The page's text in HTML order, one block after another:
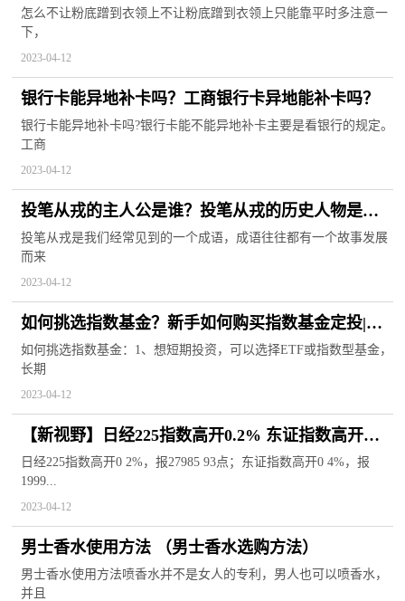
关注
怎么不让粉底蹭到衣领上不让粉底蹭到衣领上只能靠平时多注意一
下，
2023-04-12
银行卡能异地补卡吗？工商银行卡异地能补卡吗？
银行卡能异地补卡吗?银行卡能不能异地补卡主要是看银行的规定。
工商
2023-04-12
投笔从戎的主人公是谁？投笔从戎的历史人物是哪
位？ 当前短讯
投笔从戎是我们经常见到的一个成语，成语往往都有一个故事发展
而来
2023-04-12
如何挑选指数基金？新手如何购买指数基金定投|世
界时讯
如何挑选指数基金：1、想短期投资，可以选择ETF或指数型基金，
长期
2023-04-12
【新视野】日经225指数高开0.2% 东证指数高开
0.4%
日经225指数高开0 2%，报27985 93点；东证指数高开0 4%，报
1999...
2023-04-12
男士香水使用方法 （男士香水选购方法）
男士香水使用方法喷香水并不是女人的专利，男人也可以喷香水，
并且